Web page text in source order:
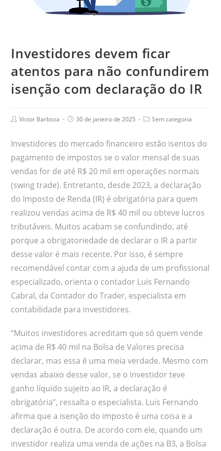
Investidores devem ficar
atentos para não confundirem
isenção com declaração do IR
Victor Barboza 30 de janeiro de 2025 Sem categoria
Investidores do mercado financeiro estão isentos do
pagamento de impostos se o valor mensal de suas
vendas for de até R$ 20 mil em operações normais
(swing trade). Entretanto, desde 2023, a declaração
do Imposto de Renda (IR) é obrigatória para quem
realizou vendas acima de R$ 40 mil ou obteve lucros
tributáveis. Muitos acabam se confundindo, até
porque a obrigatoriedade de declarar o IR a partir
desse valor é mais recente. Por isso, é sempre
recomendável contar com a ajuda de um profissional
especializado, orienta o contador Luis Fernando
Cabral, da Contador do Trader, especialista em
contabilidade para investidores.
“Muitos investidores acreditam que só quem vende
acima de R$ 40 mil na Bolsa de Valores precisa
declarar, mas essa é uma meia verdade. Mesmo com
vendas abaixo desse valor, se o investidor teve
ganho líquido sujeito ao IR, a declaração é
obrigatória”, ressalta o especialista. Luis Fernando
afirma que a isenção do imposto é uma coisa e a
declaração é outra. De acordo com ele, quando um
investidor realiza uma venda de ações na B3, a Bolsa